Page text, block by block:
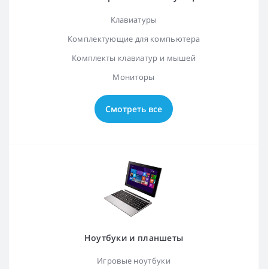
Клавиатуры
Комплектующие для компьютера
Комплекты клавиатур и мышей
Мониторы
Смотреть все
Ноутбуки и планшеты
Игровые ноутбуки